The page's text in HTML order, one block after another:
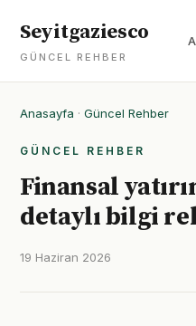
Seyitgaziesco
GÜNCEL REHBER
Anasayfa · Güncel Rehber
GÜNCEL REHBER
Finansal
detaylı bilgi
19 Haziran 2026